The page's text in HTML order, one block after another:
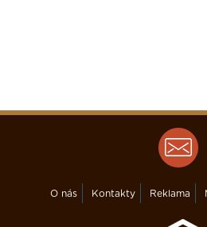
O nás Kontakty Reklama